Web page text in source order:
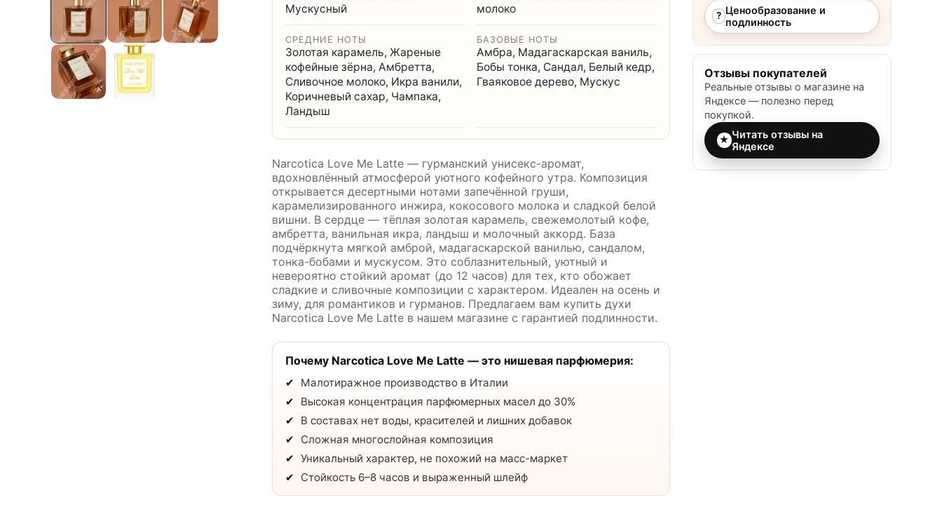
Мускусный
молоко
СРЕДНИЕ НОТЫ
Золотая карамель, Жареные
кофейные зёрна, Амбретта,
Сливочное молоко, Икра ванили,
Коричневый сахар, Чампака,
Ландыш
БАЗОВЫЕ НОТЫ
Амбра, Мадагаскарская ваниль,
Бобы тонка, Сандал, Белый кедр,
Гваяковое дерево, Мускус
Narcotica Love Me Latte — гурманский унисекс-аромат,
вдохновлённый атмосферой уютного кофейного утра. Композиция
открывается десертными нотами запечённой груши,
карамелизированного инжира, кокосового молока и сладкой белой
вишни. В сердце — тёплая золотая карамель, свежемолотый кофе,
амбретта, ванильная икра, ландыш и молочный аккорд. База
подчёркнута мягкой амброй, мадагаскарской ванилью, сандалом,
тонка-бобами и мускусом. Это соблазнительный, уютный и
невероятно стойкий аромат (до 12 часов) для тех, кто обожает
сладкие и сливочные композиции с характером. Идеален на осень и
зиму, для романтиков и гурманов. Предлагаем вам купить духи
Narcotica Love Me Latte в нашем магазине с гарантией подлинности.
Почему Narcotica Love Me Latte — это нишевая парфюмерия:
Малотиражное производство в Италии
Высокая концентрация парфюмерных масел до 30%
В составах нет воды, красителей и лишних добавок
Сложная многослойная композиция
Уникальный характер, не похожий на масс-маркет
Стойкость 6–8 часов и выраженный шлейф
? Ценообразование и
подлинность
Отзывы покупателей
Реальные отзывы о магазине на
Яндексе — полезно перед
покупкой.
★ Читать отзывы на
Яндексе